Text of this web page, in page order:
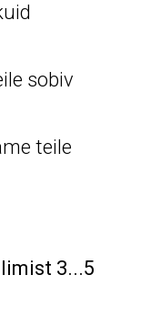
sobiv
teile
3...5